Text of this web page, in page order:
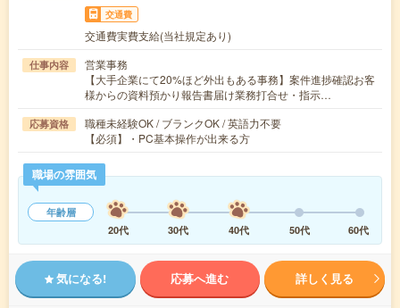
交通費
交通費実費支給(当社規定あり)
仕事内容
営業事務
【大手企業にて20%ほど外出もある事務】案件進捗確認お客
様からの資料預かり報告書届け業務打合せ・指示…
応募資格
職種未経験OK / ブランクOK / 英語力不要
【必須】・PC基本操作が出来る方
職場の雰囲気
年齢層
20代
30代 40代 50代 60代
気になる! 応募へ進む 詳しく見る